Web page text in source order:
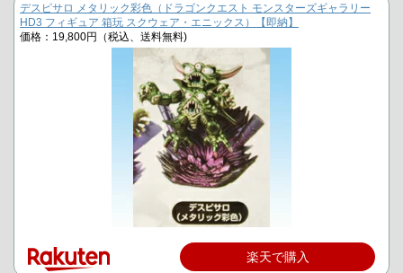
デスピサロ メタリック彩色（ドラゴンクエスト モンスターズギャラリー
HD3 フィギュア 箱玩 スクウェア・エニックス）【即納】
価格：19,800円（税込、送料無料)
楽天で購入